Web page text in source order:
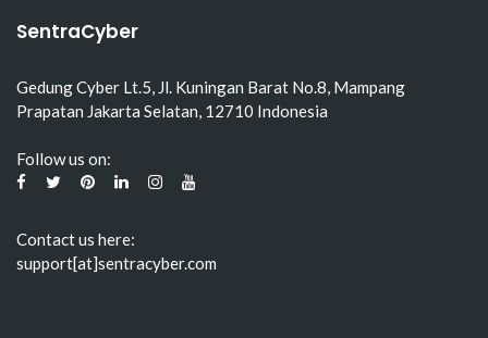
SentraCyber
Gedung Cyber Lt.5, Jl. Kuningan Barat No.8, Mampang
Prapatan Jakarta Selatan, 12710 Indonesia
Follow us on:
Contact us here:
support[at]sentracyber.com